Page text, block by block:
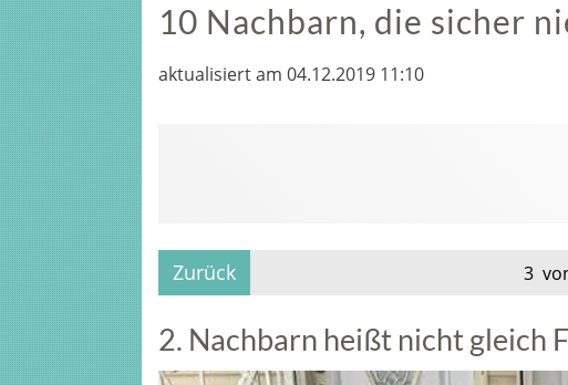
10 Nachbarn, die sicher
aktualisiert am 04.12.2019 11:10
Zurück 3
2. Nachbarn heißt nicht gleich